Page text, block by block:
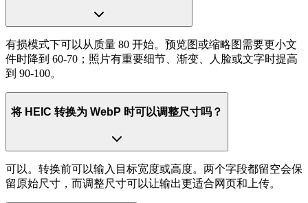
有损模式下可以从质量 80 开始。预览图或缩略图需要更小文
件时降到 60-70；照片有重要细节、渐变、人脸或文字时提高
到 90-100。
将 HEIC 转换为 WebP 时可以调整尺寸吗？
可以。转换前可以输入目标宽度或高度。两个字段都留空会保
留原始尺寸，而调整尺寸可以让输出更适合网页和上传。